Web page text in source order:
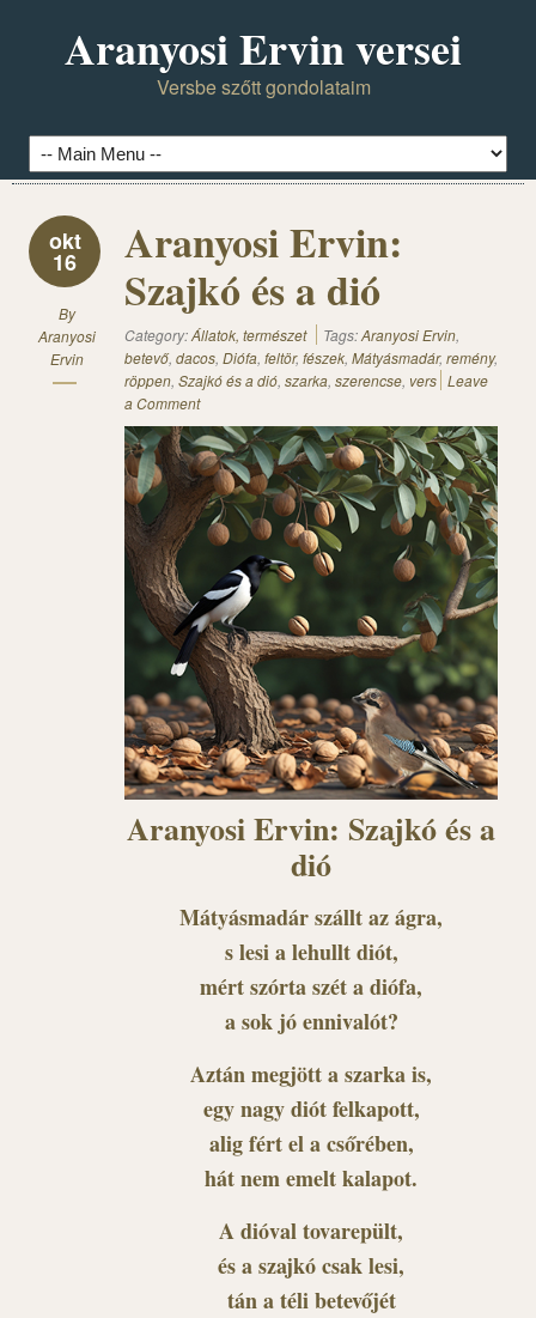
Aranyosi Ervin versei
Versbe szőtt gondolataim
okt
16
By
Aranyosi
Ervin
Aranyosi Ervin:
Szajkó és a dió
Category:Állatok, természet Tags:Aranyosi Ervin,
betevő, dacos, Diófa, feltör, fészek, Mátyásmadár, remény,
röppen, Szajkó és a dió, szarka, szerencse, vers Leave
a Comment
Aranyosi Ervin: Szajkó és a
dió
Mátyásmadár szállt az ágra,
s lesi a lehullt diót,
mért szórta szét a diófa,
a sok jó ennivalót?
Aztán megjött a szarka is,
egy nagy diót felkapott,
alig fért el a csőrében,
hát nem emelt kalapot.
A dióval tovarepült,
és a szajkó csak lesi,
tán a téli betevőjét